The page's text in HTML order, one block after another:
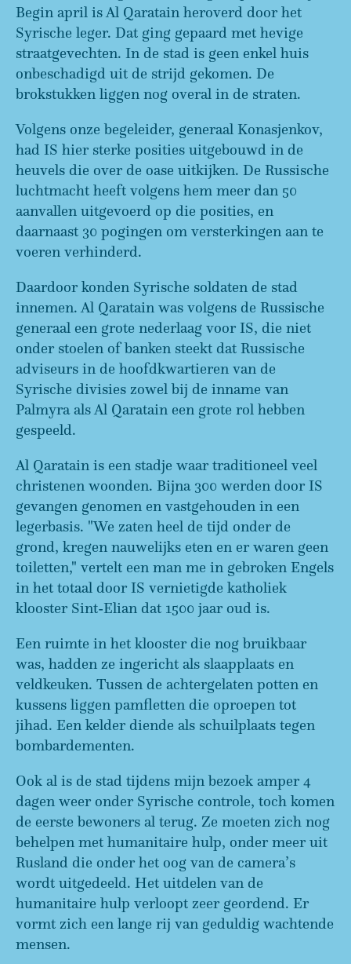
Begin april is Al Qaratain heroverd door het
Syrische leger. Dat ging gepaard met hevige
straatgevechten. In de stad is geen enkel huis
onbeschadigd uit de strijd gekomen. De
brokstukken liggen nog overal in de straten.
Volgens onze begeleider, generaal Konasjenkov,
had IS hier sterke posities uitgebouwd in de
heuvels die over de oase uitkijken. De Russische
luchtmacht heeft volgens hem meer dan 50
aanvallen uitgevoerd op die posities, en
daarnaast 30 pogingen om versterkingen aan te
voeren verhinderd.
Daardoor konden Syrische soldaten de stad
innemen. Al Qaratain was volgens de Russische
generaal een grote nederlaag voor IS, die niet
onder stoelen of banken steekt dat Russische
adviseurs in de hoofdkwartieren van de
Syrische divisies zowel bij de inname van
Palmyra als Al Qaratain een grote rol hebben
gespeeld.
Al Qaratain is een stadje waar traditioneel veel
christenen woonden. Bijna 300 werden door IS
gevangen genomen en vastgehouden in een
legerbasis. "We zaten heel de tijd onder de
grond, kregen nauwelijks eten en er waren geen
toiletten," vertelt een man me in gebroken Engels
in het totaal door IS vernietigde katholiek
klooster Sint-Elian dat 1500 jaar oud is.
Een ruimte in het klooster die nog bruikbaar
was, hadden ze ingericht als slaapplaats en
veldkeuken. Tussen de achtergelaten potten en
kussens liggen pamfletten die oproepen tot
jihad. Een kelder diende als schuilplaats tegen
bombardementen.
Ook al is de stad tijdens mijn bezoek amper 4
dagen weer onder Syrische controle, toch komen
de eerste bewoners al terug. Ze moeten zich nog
behelpen met humanitaire hulp, onder meer uit
Rusland die onder het oog van de camera’s
wordt uitgedeeld. Het uitdelen van de
humanitaire hulp verloopt zeer geordend. Er
vormt zich een lange rij van geduldig wachtende
mensen.